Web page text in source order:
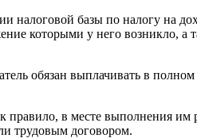
налоговой базы по налогу на
которыми у него возникло, а
обязан выплачивать в
правило, в месте выполнения
трудовым договором.